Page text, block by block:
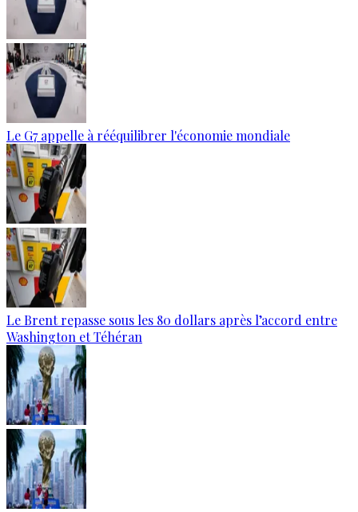
Le G7 appelle à rééquilibrer l'économie mondiale
Le Brent repasse sous les 80 dollars après l’accord entre
Washington et Téhéran